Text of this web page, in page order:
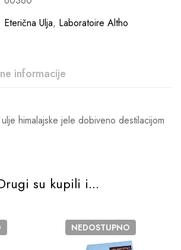
Eterična Ulja, Laboratoire Altho
informacije
himalajske jele dobiveno destilacijom
su kupili i...
NEDOSTUPNO